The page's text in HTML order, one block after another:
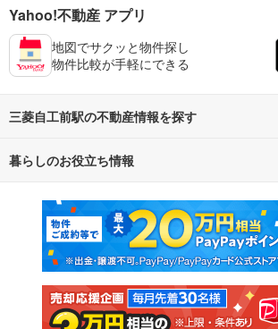
Yahoo!不動産 アプリ
地図でサクッと物件探し
物件比較が手軽にできる
三菱自工前駅の不動産情報を探す
不動産・住宅
新築マンション 中古マン
新築一戸建て 中古一戸
注文住宅 土地
暮らしのお役立ち情報
マンションカタログ 教えて！